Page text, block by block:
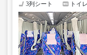
3列シート トイ